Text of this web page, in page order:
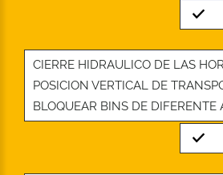
CIERRE HIDRAULICO DE LAS
POSICION VERTICAL DE
BLOQUEAR BINS DE DIFERENTE